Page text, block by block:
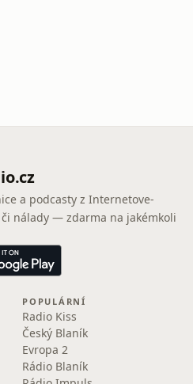
a podcasty z Internetove-
nálady — zdarma na jakémkoli
POPULÁRNÍ
Radio Kiss
Český Blaník
Evropa 2
Rádio Blaník